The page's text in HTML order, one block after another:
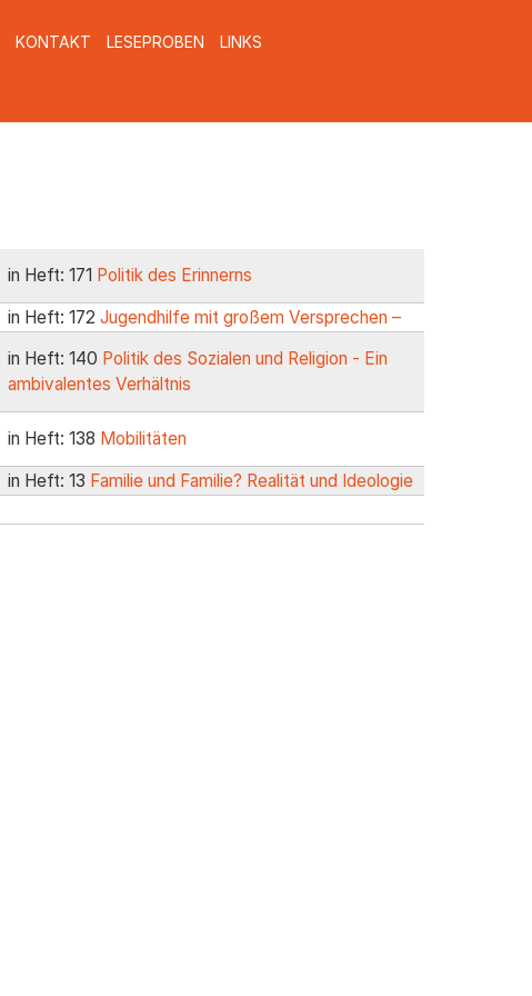
KONTAKT LESEPROBEN LINKS
in Heft: 171 Politik des Erinnerns
in Heft: 172 Jugendhilfe mit großem Versprechen –
in Heft: 140 Politik des Sozialen und Religion - Ein
ambivalentes Verhältnis
in Heft: 138 Mobilitäten
in Heft: 13 Familie und Familie? Realität und Ideologie